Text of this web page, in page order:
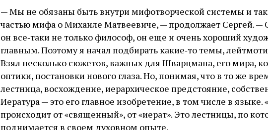
— Мы не обязаны быть внутри мифотворческой системы и
частью мифа о Михаиле Матвеевиче, — продолжает Сергей. —
он все‑таки не только философ, он еще и очень хороший
главным. Поэтому я начал подбирать какие‑то темы,
Взял несколько сюжетов, важных для Шварцмана, его мира,
оптики, постановки нового глаза. Но, понимая, что в то же
лестница, восхождение, иерархическое предстояние,
Иература — это его главное изобретение, в том числе в языке.
происходит от «священный», от «иерат». Это лестницы, по
поднимается в своем духовном опыте.